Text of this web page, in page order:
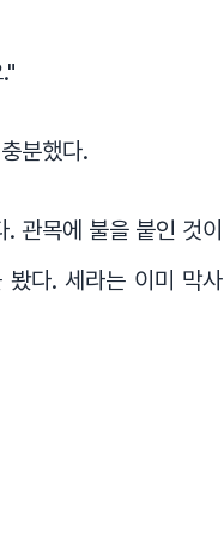
분했다.
관목에 불을 붙인 것이
봤다. 세라는 이미 막사